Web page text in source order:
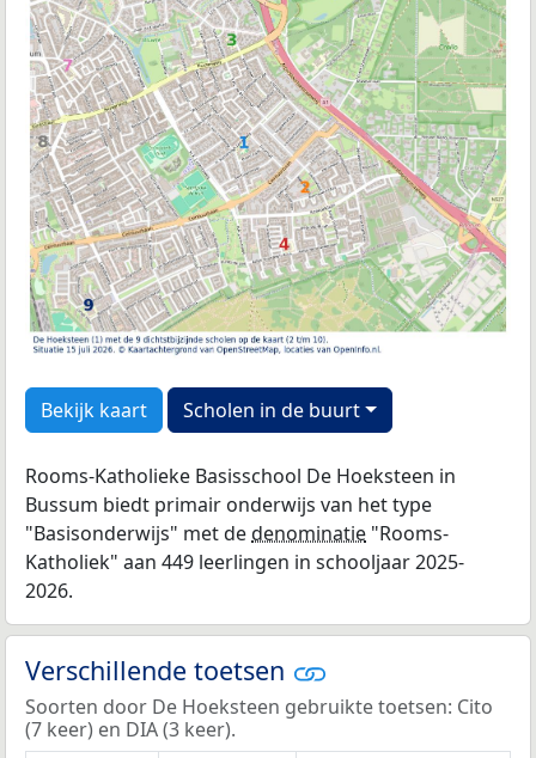
Bekijk kaart Scholen in de buurt
Rooms-Katholieke Basisschool De Hoeksteen in
Bussum biedt primair onderwijs van het type
"Basisonderwijs" met dedenominatie "Rooms-
Katholiek" aan 449 leerlingen in schooljaar 2025-
2026.
Verschillende toetsen
Soorten door De Hoeksteen gebruikte toetsen: Cito
(7 keer) en DIA (3 keer).